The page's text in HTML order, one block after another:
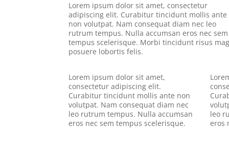
Lorem ipsum dolor sit amet, consectetur
adipiscing elit. Curabitur tincidunt mollis ante
non volutpat. Nam consequat diam nec leo
rutrum tempus. Nulla accumsan eros nec sem
tempus scelerisque. Morbi tincidunt risus
posuere lobortis felis.
Lorem ipsum dolor sit amet,
consectetur adipiscing elit.
Curabitur tincidunt mollis ante non
volutpat. Nam consequat diam nec
leo rutrum tempus. Nulla accumsan
eros nec sem tempus scelerisque.
leo
eros